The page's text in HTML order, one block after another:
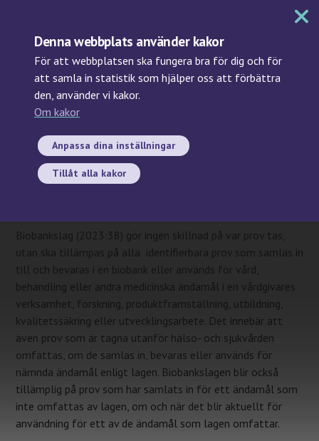
Denna webbplats använder kakor
För att webbplatsen ska fungera bra för dig och för
att samla in statistik som hjälper oss att förbättra
den, använder vi kakor.
Om kakor
Anpassa dina inställningar
Tillåt alla kakor
Hur ska prov som tas för
forskning utanför en
vårdgivares verksamhet
Biobankslag (2023:38) gör ingen skillnad på var prov tas,
utan ska tillämpas på alla identifierbara prov som samlas in
till och bevaras i en biobank eller används för vård,
behandling eller andra medicinska ändamål i en vårdgivares
verksamhet, forskning, produktframställning, utbildning,
kvalitetssäkring eller utvecklingsarbete. Det innebär att
även prov som är tagna utanför hälso- och sjukvården
omfattas, om de samlas in, bevaras eller används för
nämnda ändamål enligt lagen. Biobankslagen blir också
tillämplig på prov som har samlats in för ett ändamål som
inte omfattas av lagen, om och när det blir aktuellt för
användning för ett av de ändamål som lagen omfattar.